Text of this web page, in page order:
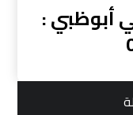
أبوظبي :